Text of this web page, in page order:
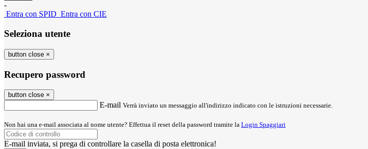
-
Entra con SPID Entra con CIE
Seleziona utente
button close ×
Recupero password
button close ×
E-mail Verrà inviato un messaggio all'indirizzo indicato con le istruzioni necessarie.
Non hai una e-mail associata al nome utente? Effettua il reset della password tramite la Login Spaggiari
E-mail inviata, si prega di controllare la casella di posta elettronica!